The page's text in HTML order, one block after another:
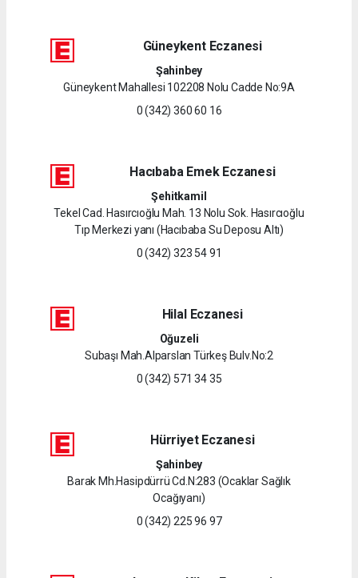
Güneykent Eczanesi
Şahinbey
Güneykent Mahallesi 102208 Nolu Cadde No:9A
0 (342) 360 60 16
Hacıbaba Emek Eczanesi
Şehitkamil
Tekel Cad. Hasırcıoğlu Mah. 13 Nolu Sok. Hasırcıoğlu
Tıp Merkezi yanı (Hacıbaba Su Deposu Altı)
0 (342) 323 54 91
Hilal Eczanesi
Oğuzeli
Subaşı Mah.Alparslan Türkeş Bulv.No:2
0 (342) 571 34 35
Hürriyet Eczanesi
Şahinbey
Barak Mh.Hasipdürrü Cd.N:283 (Ocaklar Sağlık
Ocağıyanı)
0 (342) 225 96 97